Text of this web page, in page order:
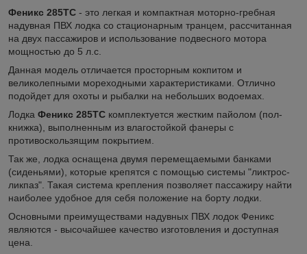
Феникс 285ТC - это легкая и компактная моторно-гребная
надувная ПВХ лодка со стационарным транцем, рассчитанная
на двух пассажиров и использование подвесного мотора
мощностью до 5 л.с.
Данная модель отличается просторным кокпитом и
великолепными мореходными характеристиками. Отлично
подойдет для охоты и рыбалки на небольших водоемах.
Лодка Феникс 285ТС комплектуется жестким пайолом (пол-
книжка), выполненным из влагостойкой фанеры с
противоскользящим покрытием.
Так же, лодка оснащена двумя перемещаемыми банками
(сиденьями), которые крепятся с помощью системы "ликтрос-
ликпаз". Такая система крепления позволяет пассажиру найти
наиболее удобное для себя положение на борту лодки.
Основными преимуществами надувных ПВХ лодок Феникс
являются - высочайшее качество изготовления и доступная
цена.